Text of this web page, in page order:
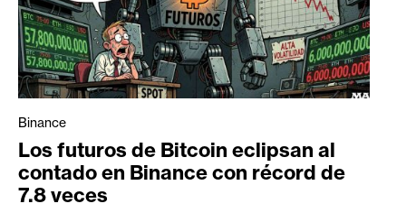
Binance
Los futuros de Bitcoin eclipsan al
contado en Binance con récord de
7.8 veces